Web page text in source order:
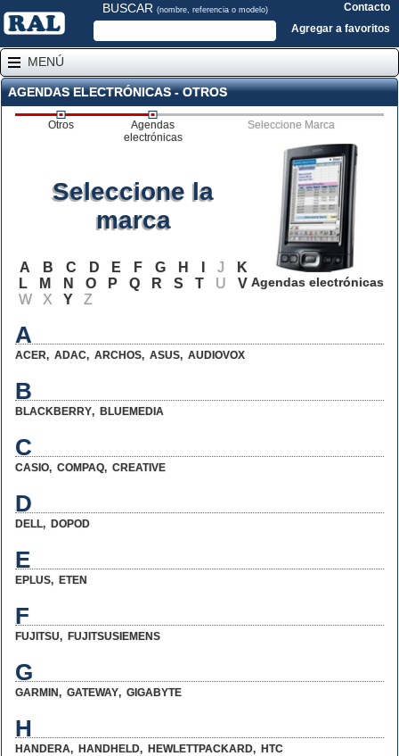
BUSCAR (nombre, referencia o modelo)
Contacto
Agregar a favoritos
MENÚ
AGENDAS ELECTRÓNICAS - OTROS
Otros
Agendas
electrónicas
Seleccione Marca
Agendas electrónicas
Seleccione la
marca
A B C D E F G H J
K
L
M N O P Q R S T U
V
W
X Y Z
A
ACER, ADAC, ARCHOS, ASUS, AUDIOVOX
B
BLACKBERRY, BLUEMEDIA
C
CASIO, COMPAQ, CREATIVE
D
DELL, DOPOD
E
EPLUS, ETEN
F
FUJITSU, FUJITSUSIEMENS
G
GARMIN, GATEWAY, GIGABYTE
H
HANDERA, HANDHELD, HEWLETTPACKARD, HTC